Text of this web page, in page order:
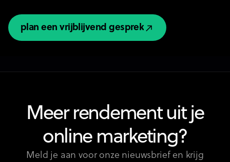
plan een vrijblijvend gesprek
plan een vrijblijvend gesprek
Meer rendement uit je
online marketing?
Meld je aan voor onze nieuwsbrief en krijg